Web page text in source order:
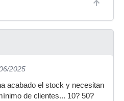
2025
acabado el stock y necesitan
de clientes... 10? 50?